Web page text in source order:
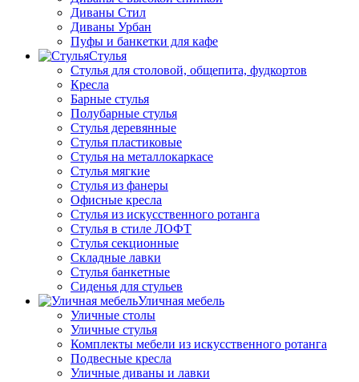
Диваны Стил
Диваны Урбан
Пуфы и банкетки для кафе
Стулья
Стулья для столовой, общепита, фудкортов
Кресла
Барные стулья
Полубарные стулья
Стулья деревянные
Стулья пластиковые
Стулья на металлокаркасе
Стулья мягкие
Стулья из фанеры
Офисные кресла
Стулья из искусственного ротанга
Стулья в стиле ЛОФТ
Стулья секционные
Складные лавки
Стулья банкетные
Сиденья для стульев
Уличная мебель
Уличные столы
Уличные стулья
Комплекты мебели из искусственного ротанга
Подвесные кресла
Уличные диваны и лавки